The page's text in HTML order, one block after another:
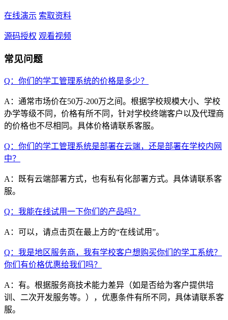
在线演示 索取资料
源码授权 观看视频
常见问题
Q：你们的学工管理系统的价格是多少？
A：通常市场价在50万-200万之间。根据学校规模大小、学校
办学等级不同，价格有所不同，针对学校终端客户以及代理商
的价格也不尽相同。具体价格请联系客服。
Q：你们的学工管理系统是部署在云端，还是部署在学校内网
中？
A：既有云端部署方式，也有私有化部署方式。具体请联系客
服。
Q：我能在线试用一下你们的产品吗？
A：可以，请点击页在最上方的“在线试用”。
Q：我是地区服务商，我有学校客户想购买你们的学工系统？
你们有价格优惠给我们吗？
A：有。根据服务商技术能力差异（如是否给为客户提供培
训、二次开发服务等。），优惠条件有所不同，具体请联系客
服。